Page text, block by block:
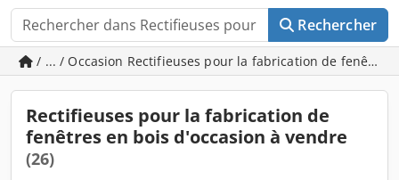
Rechercher
/ ... / Occasion Rectifieuses pour la fabrication de fenêtres
Rectifieuses pour la fabrication de
fenêtres en bois d'occasion à vendre
(26)